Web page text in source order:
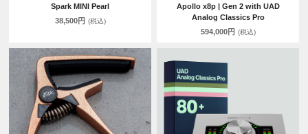
Spark MINI Pearl
38,500円 (税込)
Apollo x8p | Gen 2 with UAD
Analog Classics Pro
594,000円 (税込)